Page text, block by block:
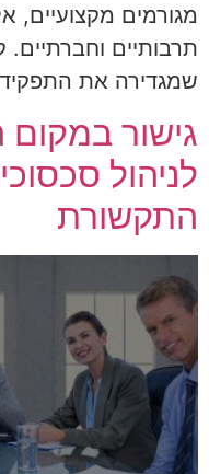
מגורמים מקצועיים,
תרבותיים וחברתיים.
שמגדירה את
גישור במקום
לניהול
התקשורת